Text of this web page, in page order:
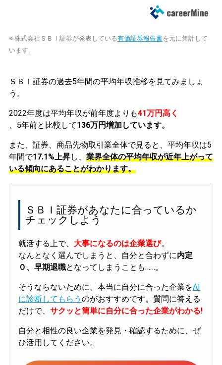
※ 株式会社ＳＢＩ証券が発表している有価証券報告書を元に集計して
います。
ＳＢＩ証券の過去5年間の平均年収推移を見てみましょ
う。
2022年度は平均年収が前年度よりも41万円高く
、5年前と比較して136万円増加しています。
また、証券、商品先物取引業全体で見ると、平均年収は5
年間で17.1%上昇し、 業界全体の平均年収が近年上がって
いる傾向にあることがわかります。
ＳＢＩ証券があなたに合っているか
チェックしよう
就活する上で、 大事になるのは企業選び。
なんとなく選んでしまうと、自分と合わずに内定
０、早期退職となってしまうことも……。
そうならないために、本当に自分に合った企業をAI
に診断してもらう のがおすすめです。質問に答える
だけで、 サクッと簡単に自分に合った企業がわかる!
自分と相性の良い企業を発見・確認するために、ぜ
ひ活用してください。